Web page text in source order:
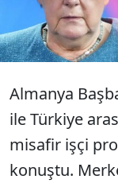
Almanya
ile Türkiye
misafir işçi
konuştu.